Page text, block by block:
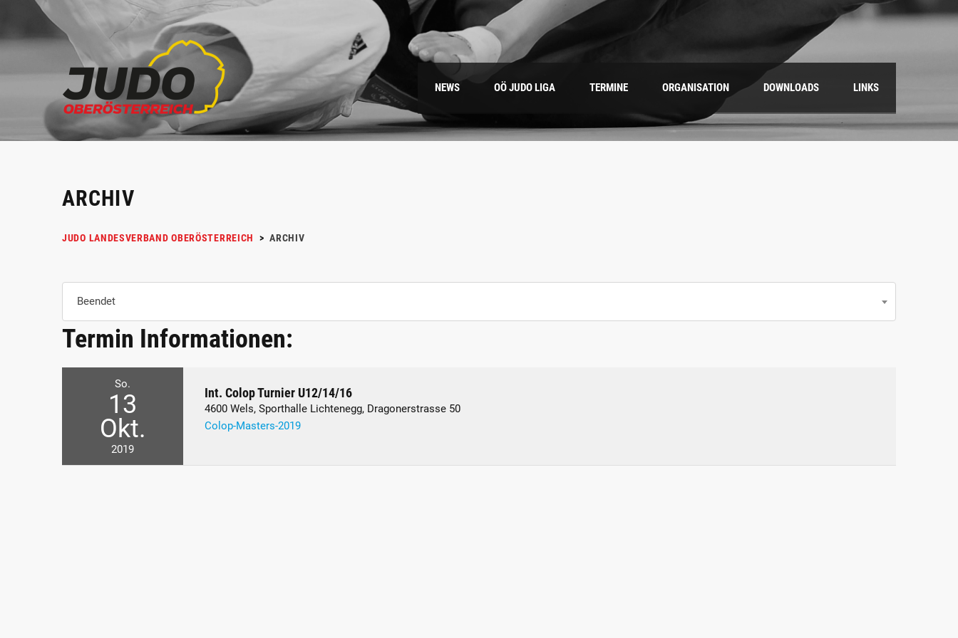
NEWS OÖ JUDO LIGA TERMINE ORGANISATION DOWNLOADS LINKS
ARCHIV
JUDO LANDESVERBAND OBERÖSTERREICH > ARCHIV
Beendet
Termin Informationen:
So.
13
Okt.
2019
Int. Colop Turnier U12/14/16
4600 Wels, Sporthalle Lichtenegg, Dragonerstrasse 50
Colop-Masters-2019